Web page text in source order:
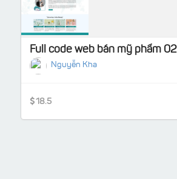
Nguyễn Kha
18.5